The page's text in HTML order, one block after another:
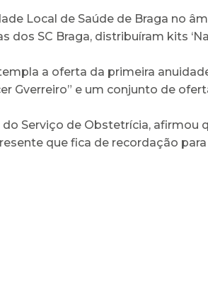
Local de Saúde de Braga no
dos SC Braga, distribuíram kits
a oferta da primeira
Gverreiro” e um conjunto de
Serviço de Obstetrícia,
que fica de recordação